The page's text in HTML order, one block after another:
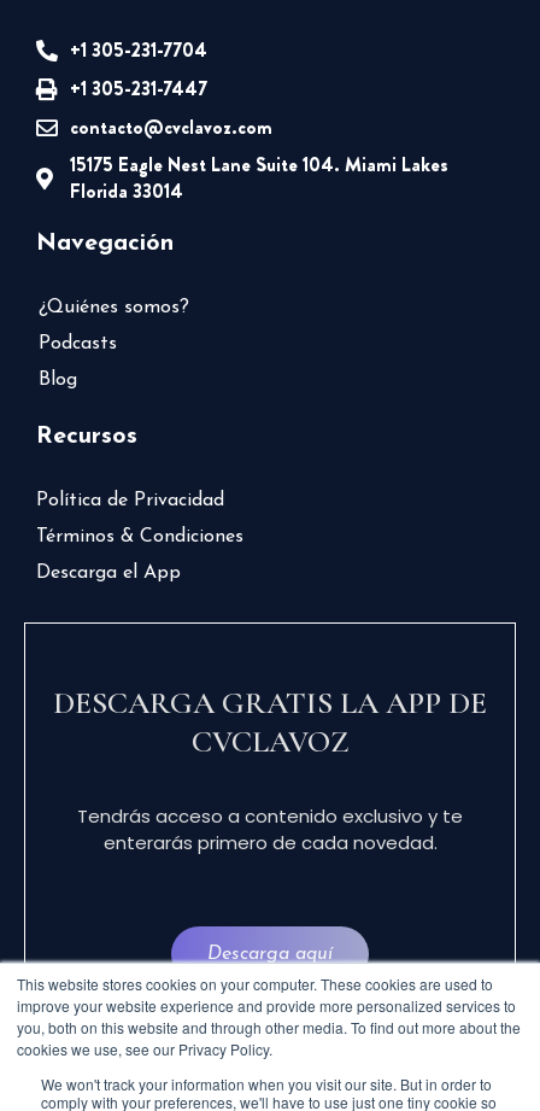
This website stores cookies on your computer. These cookies are used to
improve your website experience and provide more personalized services to
you, both on this website and through other media. To find out more about the
cookies we use, see our Privacy Policy.
We won't track your information when you visit our site. But in order to
comply with your preferences, we'll have to use just one tiny cookie so
+1 305-231-7704
+1 305-231-7447
contacto@cvclavoz.com
15175 Eagle Nest Lane Suite 104. Miami Lakes
Florida 33014
Navegación
¿Quiénes somos?
Podcasts
Blog
Recursos
Política de Privacidad
Términos & Condiciones
Descarga el App
DESCARGA GRATIS LA APP DE
CVCLAVOZ
Tendrás acceso a contenido exclusivo y te
enterarás primero de cada novedad.
Descarga aquí